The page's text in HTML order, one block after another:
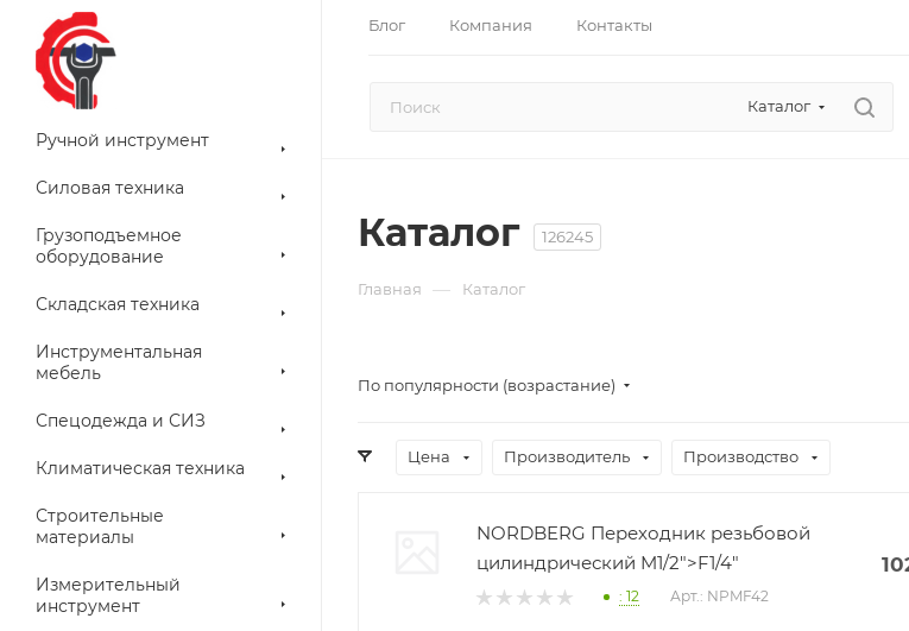
Блог Компания Контакты
Каталог
Ручной инструмент
Силовая техника
Грузоподъемное
оборудование
Складская техника
Инструментальная
мебель
Спецодежда и СИЗ
Климатическая техника
Строительные
материалы
Измерительный
инструмент
Каталог 126245
Главная — Каталог
По популярности (возрастание)
Цена Производитель Производство
NORDBERG Переходник резьбовой
цилиндрический M1/2">F1/4"
: 12 Арт.: NPMF42